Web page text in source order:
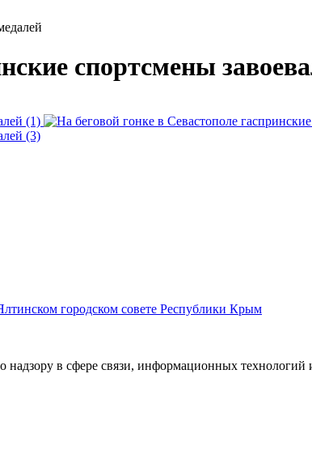
спортсмены
городском совете Республики Крым
в сфере связи, информационных